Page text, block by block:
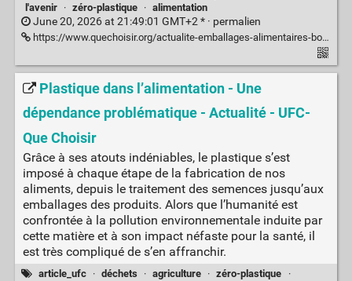
l'avenir
· zéro-plastique · alimentation
June 20, 2026 at 21:49:01 GMT+2 * · permalien
https://www.quechoisir.org/actualite-emballages-alimentaires-bocaux-et-bouteilles-en-verre-consignes-gagnent-du-terrain-n176986/
Plastique dans l’alimentation - Une
dépendance problématique - Actualité - UFC-
Que Choisir
Grâce à ses atouts indéniables, le plastique s’est
imposé à chaque étape de la fabrication de nos
aliments, depuis le traitement des semences jusqu’aux
emballages des produits. Alors que l’humanité est
confrontée à la pollution environnementale induite par
cette matière et à son impact néfaste pour la santé, il
est très compliqué de s’en affranchir.
article_ufc · déchets · agriculture · zéro-plastique
·